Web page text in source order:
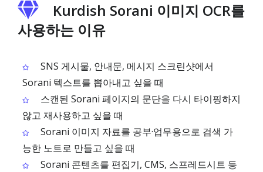
Kurdish Sorani 이미지 OCR를
사용하는 이유
SNS 게시물, 안내문, 메시지 스크린샷에서
Sorani 텍스트를 뽑아내고 싶을 때
스캔된 Sorani 페이지의 문단을 다시 타이핑하지
않고 재사용하고 싶을 때
Sorani 이미지 자료를 공부·업무용으로 검색 가
능한 노트로 만들고 싶을 때
Sorani 콘텐츠를 편집기, CMS, 스프레드시트 등